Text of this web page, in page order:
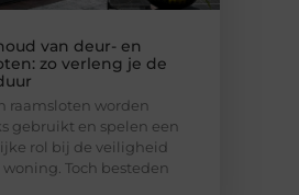
van deur- en
zo verleng je de
raamsloten worden
gebruikt en spelen een
rol bij de veiligheid
Toch besteden